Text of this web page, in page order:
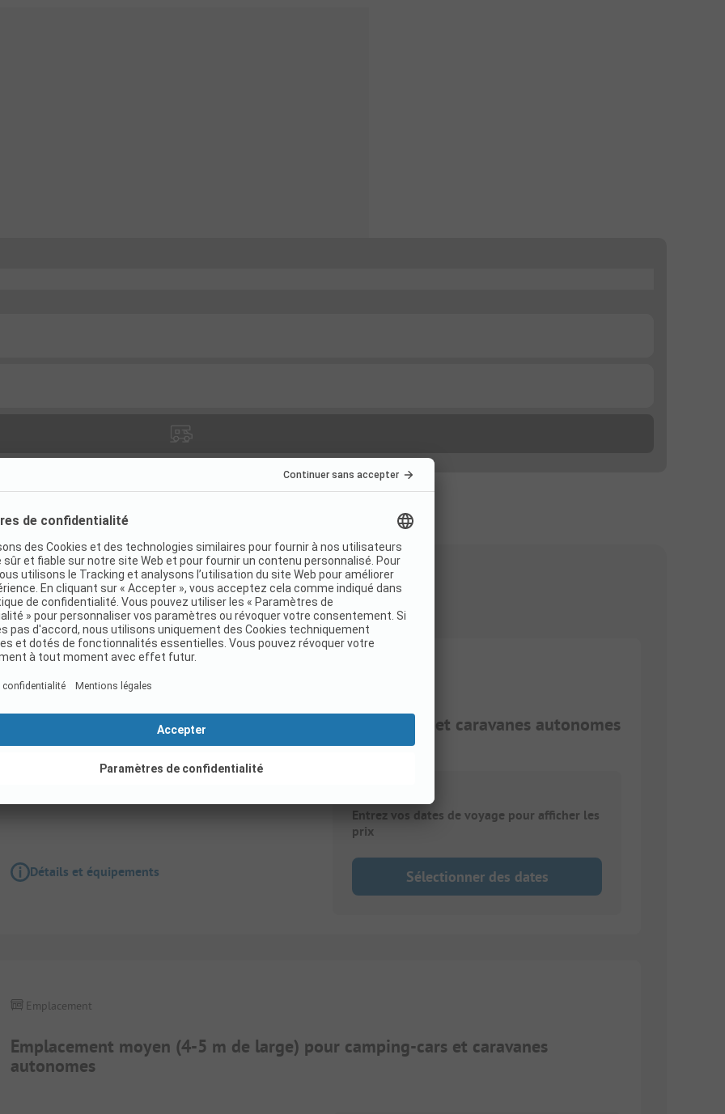
Emplacement petit (2,5 m de large) pour camping-cars et caravanes autonomes
Emplacement
Détails et équipements
Entrez vos dates de voyage pour afficher les
prix
Sélectionner des dates
Emplacement moyen (4-5 m de large) pour camping-cars et caravanes
autonomes
Emplacement